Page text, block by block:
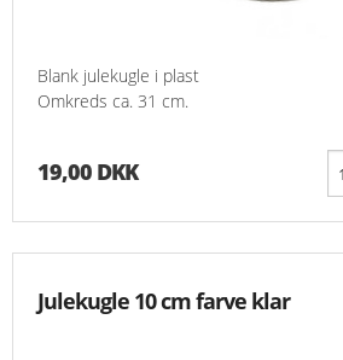
Blank julekugle i plast
Omkreds ca. 31 cm.
19,00 DKK
Julekugle 10 cm farve klar